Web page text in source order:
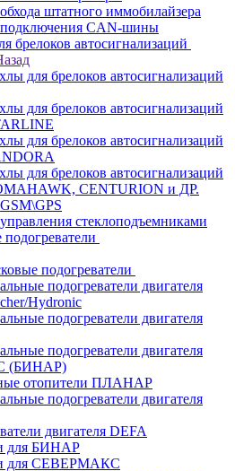
штатного иммобилайзера
CAN-шины
брелоков автосигнализаций
для брелоков автосигнализаций
для брелоков автосигнализаций
для брелоков автосигнализаций
для брелоков автосигнализаций
CENTURION и ДР.
стеклоподъемниками
подогреватели
подогреватели двигателя
Hydronic
подогреватели двигателя
подогреватели двигателя
(БИНАР)
отопители ПЛАНАР
подогреватели двигателя
двигателя DEFA
для БИНАР
для СЕВЕРМАКС